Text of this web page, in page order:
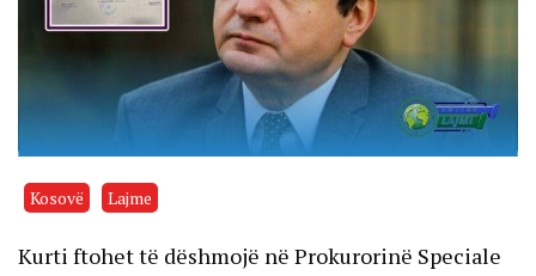
Kosovë Lajme
Kurti ftohet të dëshmojë në Prokurorinë Speciale